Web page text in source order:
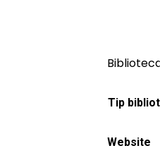
Tip
Website